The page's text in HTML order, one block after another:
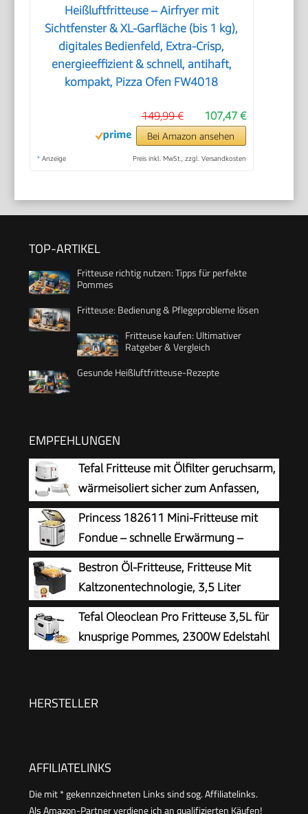
Heißluftfritteuse – Airfryer mit
Sichtfenster & XL-Garfläche (bis 1 kg),
digitales Bedienfeld, Extra-Crisp,
energieeffizient & schnell, antihaft,
kompakt, Pizza Ofen FW4018
107,47 €
149,99 €
Bei Amazon ansehen
* Anzeige Preis inkl. MwSt., zzgl. Versandkosten
TOP-ARTIKEL
Fritteuse richtig nutzen: Tipps für perfekte
Pommes
Fritteuse: Bedienung & Pflegeprobleme lösen
Fritteuse kaufen: Ultimativer
Ratgeber & Vergleich
Gesunde Heißluftfritteuse-Rezepte
EMPFEHLUNGEN
Tefal Fritteuse mit Ölfilter geruchsarm,
wärmeisoliert sicher zum Anfassen,
kompakt einklappbare Griffe, 150-
190°C einstellbar, spülmaschinenfest, für
Pommes Nuggets Snacks, antihaftbeschichtet
Princess 182611 Mini-Fritteuse mit
Fondue – schnelle Erwärmung –
Geruchsfilter – 1,2 Liter Inhalt, Silber
Bestron Öl-Fritteuse, Fritteuse Mit
Kaltzonentechnologie, 3,5 Liter
Fassungsvermögen, Stufenloser
Temperaturregler Bis 190 °C, Teilweise
Spülmaschinengeeignet, 2000 Watt, Schwarz,
Tefal Oleoclean Pro Fritteuse 3,5L für
knusprige Pommes, 2300W Edelstahl
Thermostat, Spülmaschinenfest,
HERSTELLER
AFFILIATELINKS
Die mit * gekennzeichneten Links sind sog. Affiliatelinks.
Als Amazon-Partner verdiene ich an qualifizierten Käufen!